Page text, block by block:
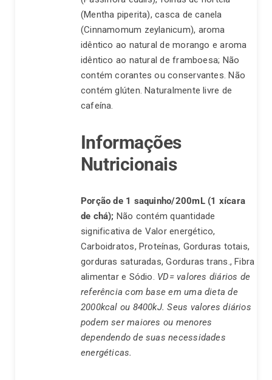
(Mentha piperita), casca de canela
(Cinnamomum zeylanicum), aroma
idêntico ao natural de morango e aroma
idêntico ao natural de framboesa; Não
contém corantes ou conservantes. Não
contém glúten. Naturalmente livre de
cafeína.
Informações
Nutricionais
Porção de 1 saquinho/200mL (1 xícara
de chá);
significativa de Valor energético,
Carboidratos, Proteínas, Gorduras totais,
gorduras saturadas, Gorduras trans., Fibra
alimentar e Sódio. VD= valores diários de
referência com base em uma dieta de
2000kcal ou 8400kJ. Seus valores diários
podem ser maiores ou menores
dependendo de suas necessidades
energéticas.